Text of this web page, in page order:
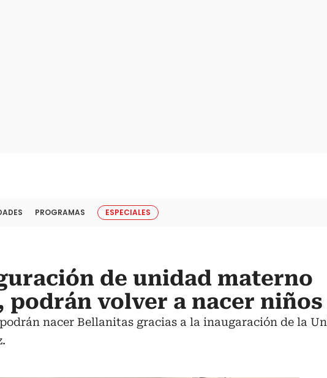
PROGRAMAS ESPECIALES
de unidad materno
volver a nacer niños
podrán nacer Bellanitas gracias a la inaugaración de la